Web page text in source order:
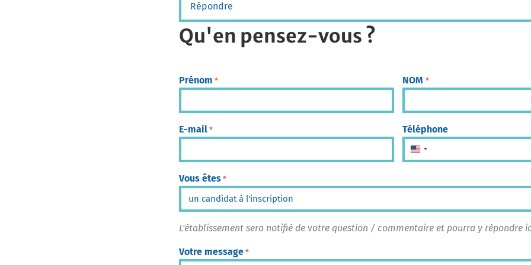
Répondre
Qu'en pensez-vous ?
Prénom * NOM *
E-mail *
Téléphone
États-Unis +1
Vous êtes *
L'établissement sera notifié de votre question / commentaire et pourra y répondre
Votre message *